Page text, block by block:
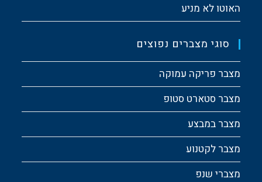
האוטו לא מניע
סוגי מצברים נפוצים
מצבר פריקה עמוקה
מצבר סטארט סטופ
מצבר במבצע
מצבר לקטנוע
מצברי שנפ